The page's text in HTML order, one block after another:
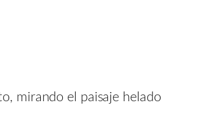
mirando el paisaje helado